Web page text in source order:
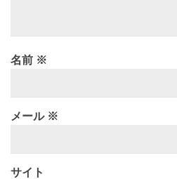
名前 ※
メール ※
サイト